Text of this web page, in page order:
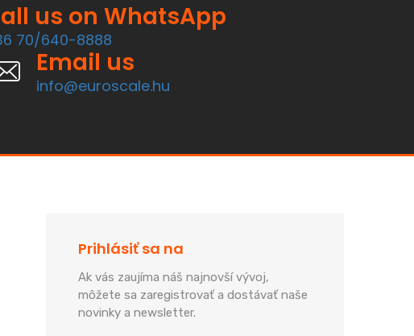
us on WhatsApp
70/640-8888
Email us
info@euroscale.hu
Prihlásiť sa na
Ak vás zaujíma náš najnovší vývoj,
môžete sa zaregistrovať a dostávať naše
novinky a newsletter.